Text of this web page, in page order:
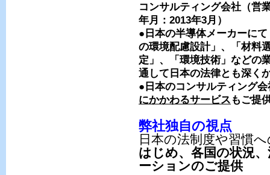
コンサルティング会社（営
年月：2013年3月）
●日本の半導体メーカーに
の環境配慮設計」、「材料
定」、「環境技術」などの
通して日本の法律とも深く
●日本のコンサルティング
にかかわるサービス もご提
弊社独自の視点
日本の法制度や習慣
はじめ、各国の状況
ーションのご提供